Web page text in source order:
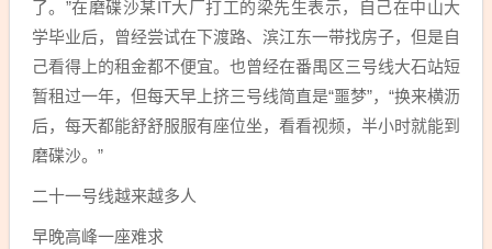
了。”在磨碟沙某IT大厂打工的梁先生表示，自己在中山大
学毕业后，曾经尝试在下渡路、滨江东一带找房子，但是自
己看得上的租金都不便宜。也曾经在番禺区三号线大石站短
暂租过一年，但每天早上挤三号线简直是“噩梦”，“换来横沥
后，每天都能舒舒服服有座位坐，看看视频，半小时就能到
磨碟沙。”
二十一号线越来越多人
早晚高峰一座难求